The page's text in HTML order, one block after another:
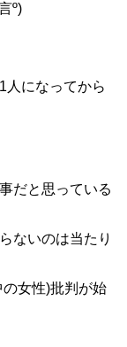
º)
人になってから
だと思っている
ないのは当たり
女性)批判が始